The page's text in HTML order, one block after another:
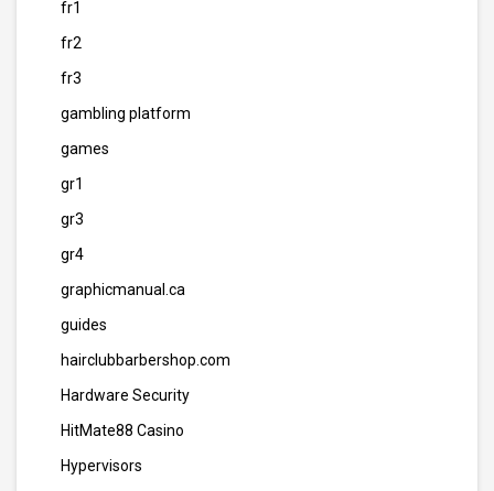
fr1
fr2
fr3
gambling platform
games
gr1
gr3
gr4
graphicmanual.ca
guides
hairclubbarbershop.com
Hardware Security
HitMate88 Casino
Hypervisors